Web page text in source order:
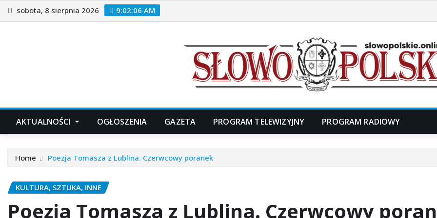
Skip
to
sobota, 8 sierpnia 2026 9:02:09 AM
AKTUALNOŚCI OGŁOSZENIA GAZETA PROGRAM TELEWIZYJNY PROGRAM RADIOWY
Home Poezja Tomasza z Lublina. Czerwcowy poranek
KULTURA, SZTUKA, INNE
Poezja Tomasza z Lublina. Czerwcowy